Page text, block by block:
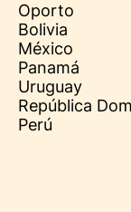
Oporto
Bolivia
México
Panamá
Uruguay
República
Perú